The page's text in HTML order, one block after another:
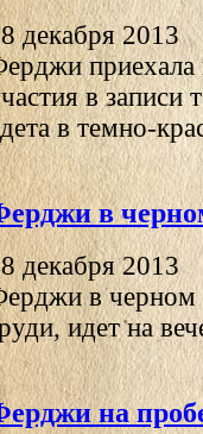
декабря 2013
в
в темно-
в
декабря 2013
в черном
идет на
на